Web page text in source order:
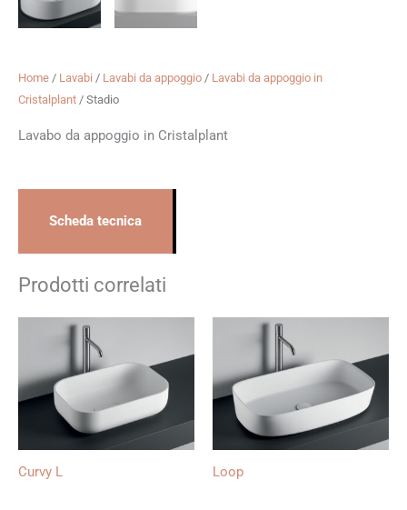
Home / Lavabi / Lavabi da appoggio / Lavabi da appoggio in
Cristalplant / Stadio
Lavabo da appoggio in Cristalplant
Scheda tecnica
Prodotti correlati
Curvy L Loop